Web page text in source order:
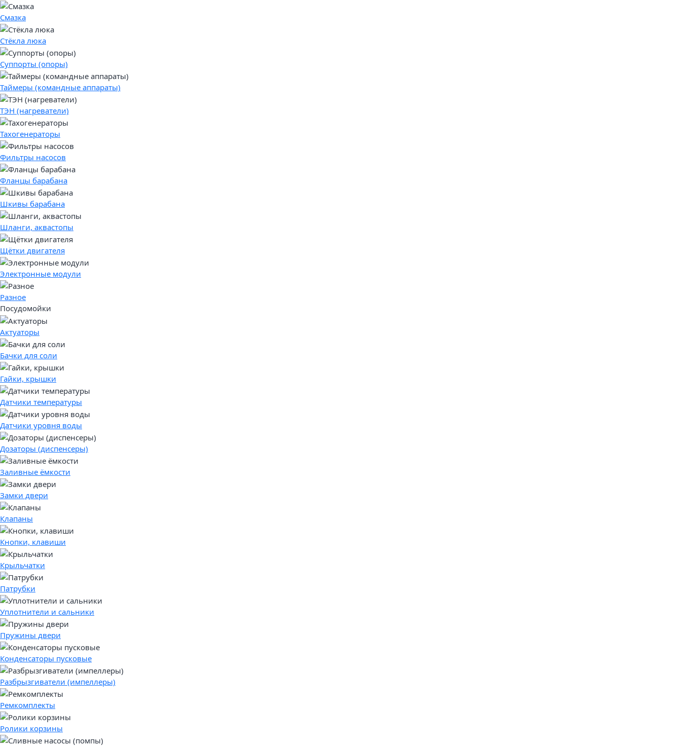
Смазка
Стёкла люка
Суппорты (опоры)
Таймеры (командные аппараты)
ТЭН (нагреватели)
Тахогенераторы
Фильтры насосов
Фланцы барабана
Шкивы барабана
Шланги, аквастопы
Щётки двигателя
Электронные модули
Разное
Посудомойки
Актуаторы
Бачки для соли
Гайки, крышки
Датчики температуры
Датчики уровня воды
Дозаторы (диспенсеры)
Заливные ёмкости
Замки двери
Клапаны
Кнопки, клавиши
Крыльчатки
Патрубки
Уплотнители и сальники
Пружины двери
Конденсаторы пусковые
Разбрызгиватели (импеллеры)
Ремкомплекты
Ролики корзины